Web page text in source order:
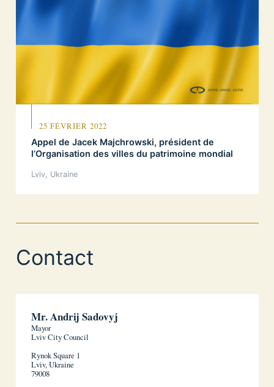
25 FÉVRIER 2022
Appel de Jacek Majchrowski, président de
l’Organisation des villes du patrimoine mondial
Lviv, Ukraine
Contact
Mr. Andrij Sadovyj
Mayor
Lviv City Council
Rynok Square 1
Lviv, Ukraine
79008